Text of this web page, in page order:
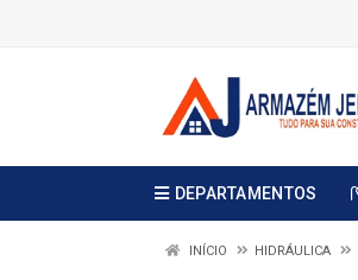
DEPARTAMENTOS
INÍCIO HIDRÁULICA